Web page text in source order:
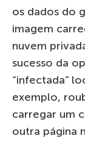
os dados do
imagem
nuvem
sucesso da
“infectada”
exemplo,
carregar um
outra página